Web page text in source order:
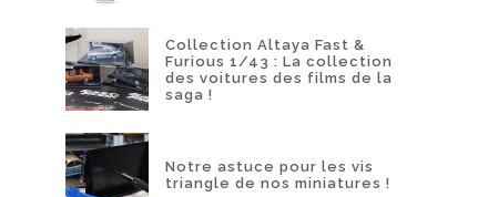
Collection Altaya Fast &
Furious 1/43 : La collection
des voitures des films de la
saga !
Notre astuce pour les vis
triangle de nos miniatures !